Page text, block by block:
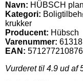
Navn: HÜBSCH
Kategori:
krukker
Producent: Hübsch
Varenummer: 61318
EAN:
Vurderet til 4.9 ud af